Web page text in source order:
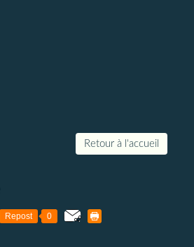
Retour à l'accueil
Repost 0